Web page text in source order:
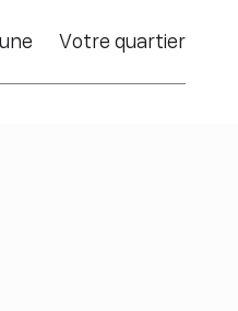
Votre quartier